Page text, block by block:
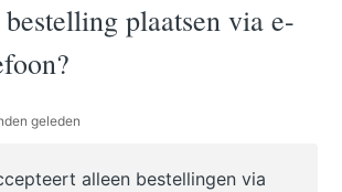
plaatsen via e-
geleden
alleen bestellingen via